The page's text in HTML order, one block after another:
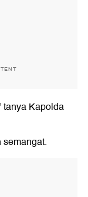
tanya Kapolda